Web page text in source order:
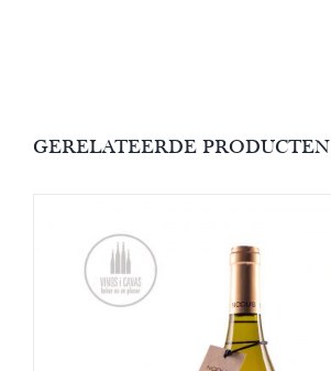
GERELATEERDE PRODUCTEN